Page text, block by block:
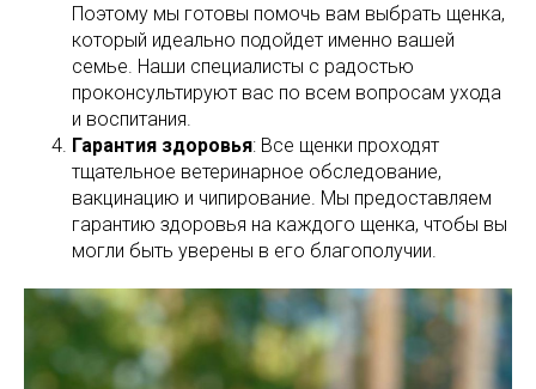
Поэтому мы готовы помочь вам выбрать щенка,
который идеально подойдет именно вашей
семье. Наши специалисты с радостью
проконсультируют вас по всем вопросам ухода
и воспитания.
Гарантия здоровья: Все щенки проходят
тщательное ветеринарное обследование,
вакцинацию и чипирование. Мы предоставляем
гарантию здоровья на каждого щенка, чтобы вы
могли быть уверены в его благополучии.